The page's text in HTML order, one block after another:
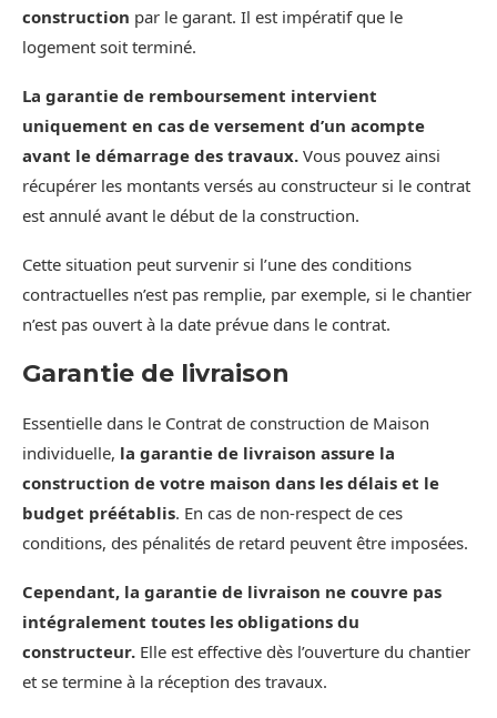
construction par le garant. Il est impératif que le
logement soit terminé.
La garantie de remboursement intervient
uniquement en cas de versement d’un acompte
avant le démarrage des travaux. Vous pouvez ainsi
récupérer les montants versés au constructeur si le contrat
est annulé avant le début de la construction.
Cette situation peut survenir si l’une des conditions
contractuelles n’est pas remplie, par exemple, si le chantier
n’est pas ouvert à la date prévue dans le contrat.
Garantie de livraison
Essentielle dans le Contrat de construction de Maison
individuelle, la garantie de livraison assure la
construction de votre maison dans les délais et le
budget préétablis. En cas de non-respect de ces
conditions, des pénalités de retard peuvent être imposées.
Cependant, la garantie de livraison ne couvre pas
intégralement toutes les obligations du
constructeur. Elle est effective dès l’ouverture du chantier
et se termine à la réception des travaux.